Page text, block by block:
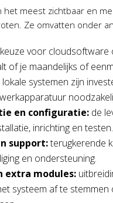
het meest zichtbaar en
Ze omvatten onder
voor cloudsoftware
of je maandelijks of
lokale systemen zijn
en configuratie: de
inrichting en testen.
support:terugkerende
en ondersteuning.
extra modules:
systeem af te stemmen